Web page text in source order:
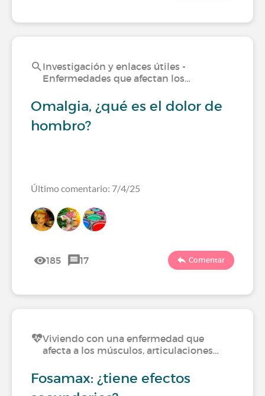
Investigación y enlaces útiles -
Enfermedades que afectan los…
Omalgia, ¿qué es el dolor de
hombro?
Último comentario: 7/4/25
185 17 Comentar
Viviendo con una enfermedad que
afecta a los músculos, articulaciones…
Fosamax: ¿tiene efectos